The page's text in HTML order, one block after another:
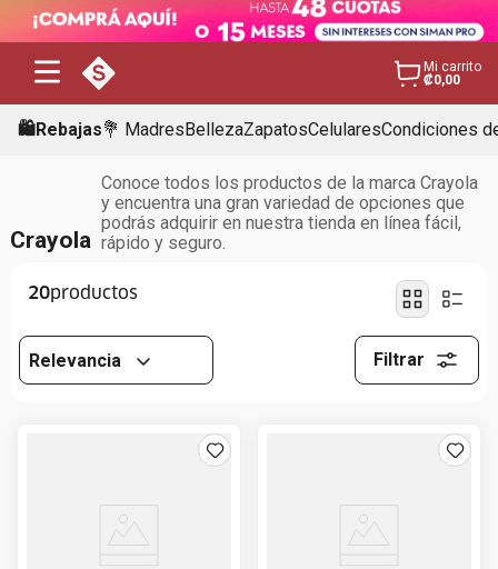
Mi carrito
₡0,00
🛍️Rebajas💐 MadresBellezaZapatosCelularesCondiciones
Crayola
Conoce todos los productos de la marca Crayola
y encuentra una gran variedad de opciones que
podrás adquirir en nuestra tienda en línea fácil,
rápido y seguro.
20
Relevancia Filtrar